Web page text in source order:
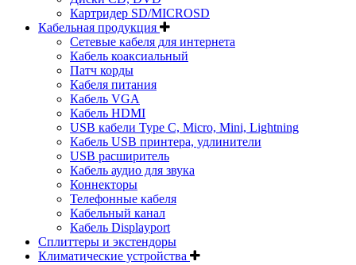
Картридер SD/MICROSD
Кабельная продукция
Сетевые кабеля для интернета
Кабель коаксиальный
Патч корды
Кабеля питания
Кабель VGA
Кабель HDMI
USB кабели Type C, Micro, Mini, Lightning
Кабель USB принтера, удлинители
USB расширитель
Кабель аудио для звука
Коннекторы
Телефонные кабеля
Кабельный канал
Кабель Displayport
Сплиттеры и экстендоры
Климатические устройства